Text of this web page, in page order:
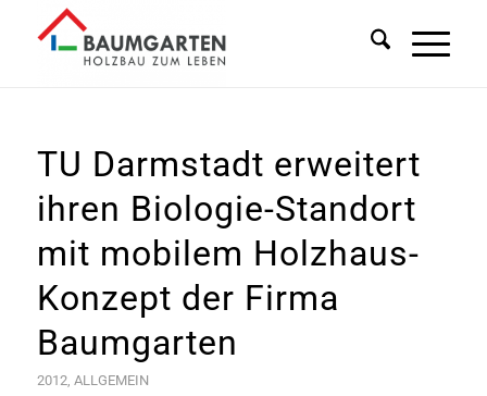
TU Darmstadt erweitert
ihren Biologie-Standort
mit mobilem Holzhaus-
Konzept der Firma
Baumgarten
2012, ALLGEMEIN